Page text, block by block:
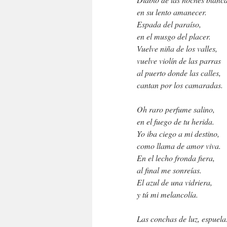
en su lento amanecer.
Espada del paraíso,
en el musgo del placer.
Vuelve niña de los valles,
vuelve violín de las parras
al puerto donde las calles,
cantan por los camaradas.
Oh raro perfume salino,
en el fuego de tu herida.
Yo iba ciego a mi destino,
como llama de amor viva.
En el lecho fronda fiera,
al final me sonreías.
El azul de una vidriera,
y tú mi melancolía.
Las conchas de luz,